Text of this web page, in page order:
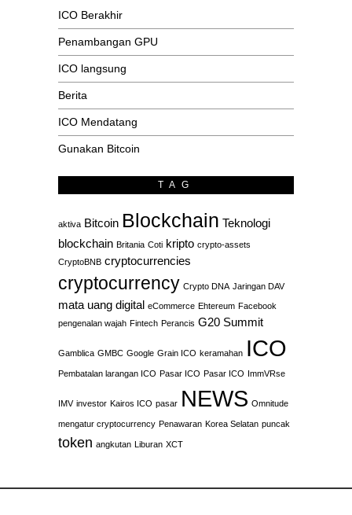
ICO Berakhir
Penambangan GPU
ICO langsung
Berita
ICO Mendatang
Gunakan Bitcoin
TAG
aktiva Bitcoin Blockchain Teknologi
blockchain Britania Coti kripto crypto-assets
CryptoBNB cryptocurrencies
cryptocurrency Crypto DNA Jaringan DAV
mata uang digital eCommerce Ehtereum Facebook
pengenalan wajah Fintech Perancis G20 Summit
Gamblica GMBC Google Grain ICO keramahan ICO
Pembatalan larangan ICO Pasar ICO Pasar ICO ImmVRse
IMV investor Kairos ICO pasar NEWS Omnitude
mengatur cryptocurrency Penawaran Korea Selatan puncak
token angkutan Liburan XCT